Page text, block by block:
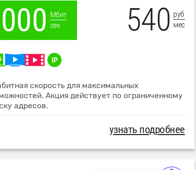
Мбит
сек
540 руб
мес
скорость для максимальных
Акция действует по ограниченному
адресов.
узнать подробнее